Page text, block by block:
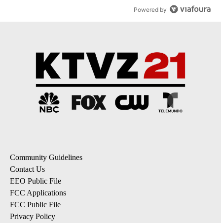
Powered by
Community Guidelines
Contact Us
EEO Public File
FCC Applications
FCC Public File
Privacy Policy